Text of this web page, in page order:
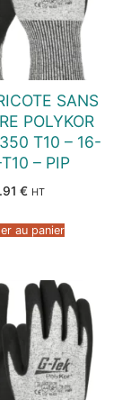
SANS
POLYKOR
T10 – 16-
– PIP
€ HT
au panier